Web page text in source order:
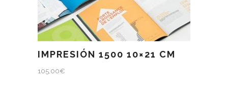
IMPRESIÓN 1500 10×21 CM
105,00€